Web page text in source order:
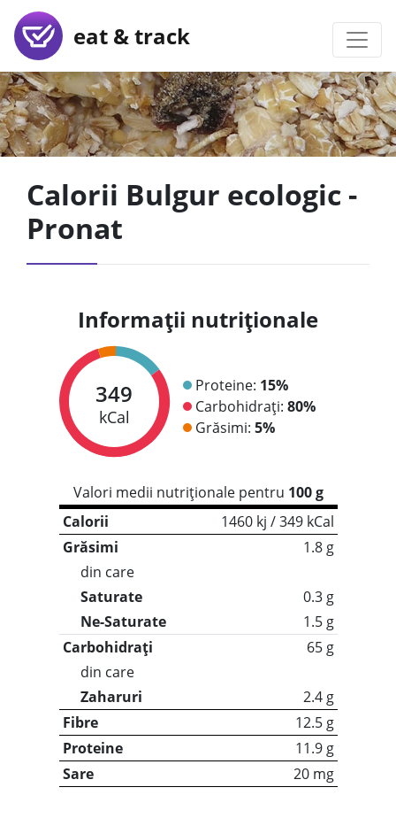
eat & track
Calorii Bulgur ecologic -
Pronat
Informații nutriționale
349
kCal
Proteine: 15%
Carbohidrați: 80%
Grăsimi: 5%
Valori medii nutriționale pentru 100 g
Calorii
1460 kj / 349 kCal
Grăsimi
1.8 g
din care
Saturate
0.3 g
Ne-Saturate
1.5 g
Carbohidrați
65 g
din care
Zaharuri
2.4 g
Fibre
12.5 g
Proteine
11.9 g
Sare
20 mg